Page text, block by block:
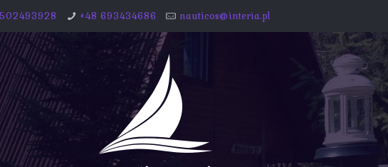
+48 693434686 nauticos@interia.pl